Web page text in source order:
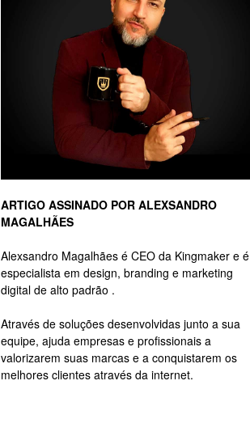
ARTIGO ASSINADO POR ALEXSANDRO
MAGALHÃES
Alexsandro Magalhães é CEO da Kingmaker e é
especialista em design, branding e marketing
digital de alto padrão .
Através de soluções desenvolvidas junto a sua
equipe, ajuda empresas e profissionais a
valorizarem suas marcas e a conquistarem os
melhores clientes através da internet.